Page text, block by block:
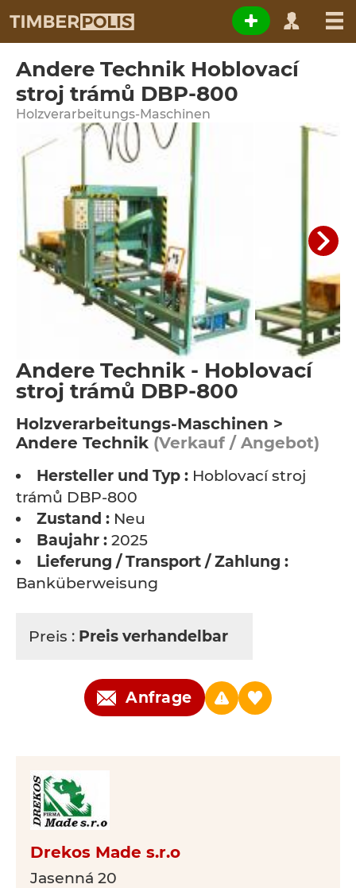
Andere Technik Hoblovací
stroj trámů DBP-800
Holzverarbeitungs-Maschinen
Andere Technik - Hoblovací
stroj trámů DBP-800
Holzverarbeitungs-Maschinen >
Andere Technik (Verkauf / Angebot)
Hersteller und Typ : Hoblovací stroj
trámů DBP-800
Zustand : Neu
Baujahr : 2025
Lieferung / Transport / Zahlung :
Banküberweisung
Preis : Preis verhandelbar
Anfrage
Drekos Made s.r.o
Jasenná 20